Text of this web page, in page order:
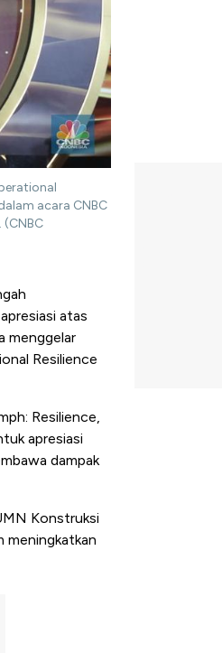
acara CNBC
(CNBC
atas
menggelar
Resilience
Resilience,
apresiasi
dampak
Konstruksi
meningkatkan